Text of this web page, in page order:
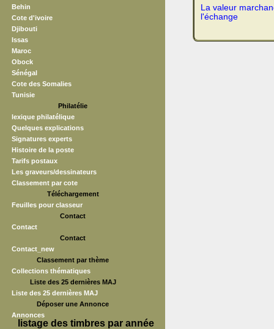
Behin
Cote d'ivoire
Djibouti
Issas
Maroc
Obock
Sénégal
Cote des Somalies
Tunisie
Philatélie
lexique philatélique
Quelques explications
Signatures experts
Histoire de la poste
Tarifs postaux
Les graveurs/dessinateurs
Classement par cote
Téléchargement
Feuilles pour classeur
Contact
Contact
Contact
Contact_new
Classement par thème
Collections thématiques
Liste des 25 dernières MAJ
Liste des 25 dernières MAJ
Déposer une Annonce
Annonces
listage des timbres par année
La valeur
l'échange